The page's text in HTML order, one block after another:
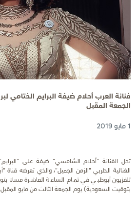
فنانة العرب أحلام ضيفة البرايم الختامي
الجمعة المقبل
1 مايو 2019
تحل الفنانة "أحلام الشامسي" ضيفة على
الغنائية الطربي "الزمن الجميل"، والذي تعرضه
تلفزيون أبوظبي في تمام الساعة العاشرة مساءً
بتوقيت السعودية) يوم الجمعة الثالث من مايو